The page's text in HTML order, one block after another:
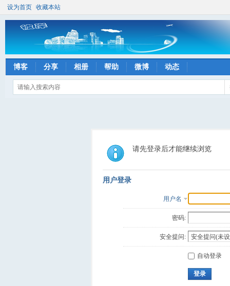
设为首页 收藏本站
博客 分享 相册 帮助 微博 动态
请先登录后才能继续浏览
用户登录
用户名
密码:
安全提问:
自动登录
登录